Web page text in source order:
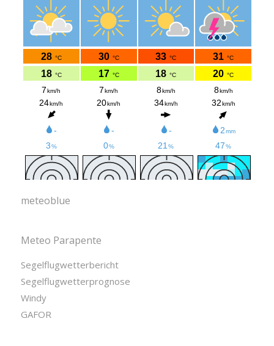
meteoblue
Meteo Parapente
Segelflugwetterbericht
Segelflugwetterprognose
Windy
GAFOR